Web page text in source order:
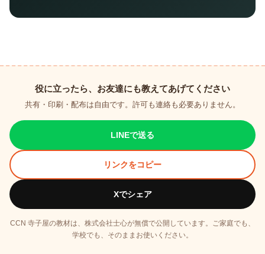
役に立ったら、お友達にも教えてあげてください
共有・印刷・配布は自由です。許可も連絡も必要ありません。
LINEで送る
リンクをコピー
Xでシェア
CCN 寺子屋の教材は、株式会社士心が無償で公開しています。ご家庭でも、
学校でも、そのままお使いください。